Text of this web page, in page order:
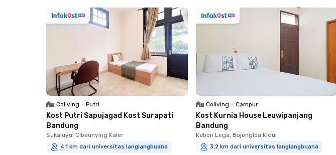
Coliving • Putri
Kost Putri Sapujagad Kost Surapati
Bandung
Sukaluyu, Cibeunying Kaler
4.1 km dari universitas langlangbuana
Coliving • Campur
Kost Kurnia House Leuwipanjang
Bandung
Kebon Lega, Bojongloa Kidul
3.2 km dari universitas langlangbuana